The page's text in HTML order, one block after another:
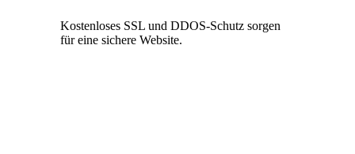
Kostenloses SSL und DDOS-Schutz sorgen
für eine sichere Website.